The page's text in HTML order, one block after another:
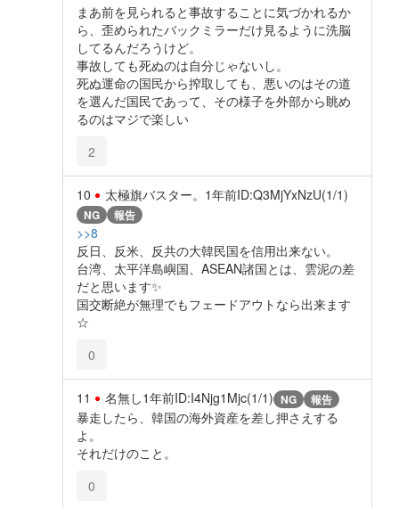
まあ前を見られると事故することに気づかれるか
ら、歪められたバックミラーだけ見るように洗脳
してるんだろうけど。
事故しても死ぬのは自分じゃないし。
死ぬ運命の国民から搾取しても、悪いのはその道
を選んだ国民であって、その様子を外部から眺め
るのはマジで楽しい
2
10 太極旗バスター。 1年前ID:Q3MjYxNzU(1/1)
NG 報告
>>8
反日、反米、反共の大韓民国を信用出来ない。
台湾、太平洋島嶼国、ASEAN諸国とは、雲泥の差
だと思います✨️
国交断絶が無理でもフェードアウトなら出来ます
☆
0
11 名無し1年前ID:I4Njg1Mjc(1/1) NG 報告
暴走したら、韓国の海外資産を差し押さえする
よ。
それだけのこと。
0